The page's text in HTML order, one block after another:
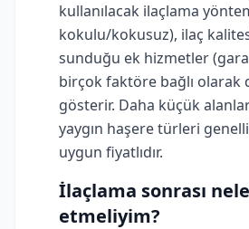
kullanılacak ilaçlama
kokulu/kokusuz), ilaç
sunduğu ek hizmetler
birçok faktöre bağlı olarak
gösterir. Daha küçük
yaygın haşere türleri
uygun fiyatlıdır.
İlaçlama sonrası
etmeliyim?